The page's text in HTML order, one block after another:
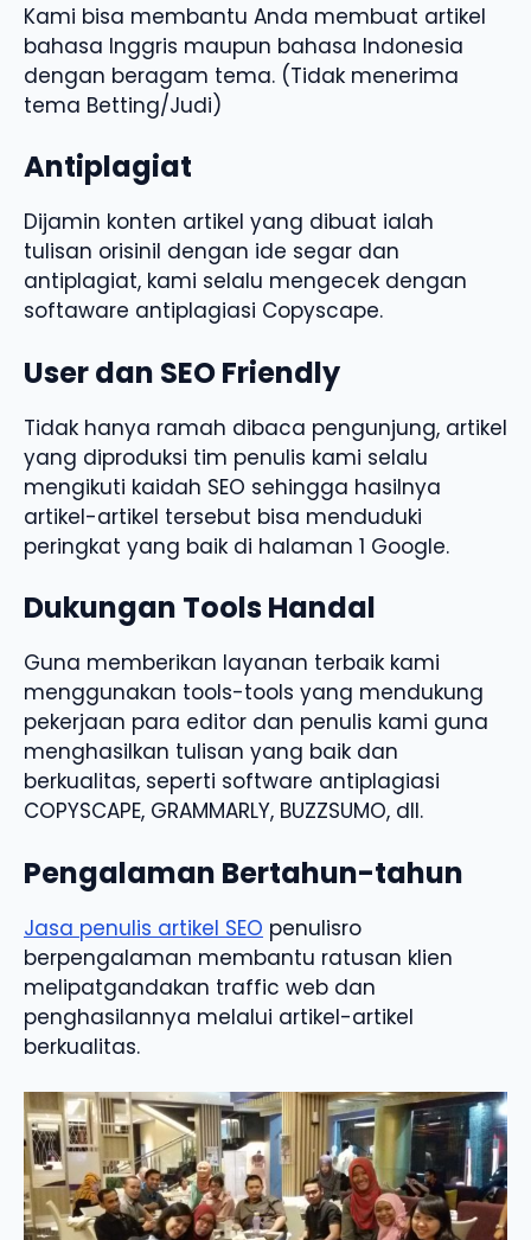
Kami bisa membantu Anda membuat artikel
bahasa Inggris maupun bahasa Indonesia
dengan beragam tema. (Tidak menerima
tema Betting/Judi)
Antiplagiat
Dijamin konten artikel yang dibuat ialah
tulisan orisinil dengan ide segar dan
antiplagiat, kami selalu mengecek dengan
softaware antiplagiasi Copyscape.
User dan SEO Friendly
Tidak hanya ramah dibaca pengunjung, artikel
yang diproduksi tim penulis kami selalu
mengikuti kaidah SEO sehingga hasilnya
artikel-artikel tersebut bisa menduduki
peringkat yang baik di halaman 1 Google.
Dukungan Tools Handal
Guna memberikan layanan terbaik kami
menggunakan tools-tools yang mendukung
pekerjaan para editor dan penulis kami guna
menghasilkan tulisan yang baik dan
berkualitas, seperti software antiplagiasi
COPYSCAPE, GRAMMARLY, BUZZSUMO, dll.
Pengalaman Bertahun-tahun
Jasa penulis artikel SEO penulisro
berpengalaman membantu ratusan klien
melipatgandakan traffic web dan
penghasilannya melalui artikel-artikel
berkualitas.